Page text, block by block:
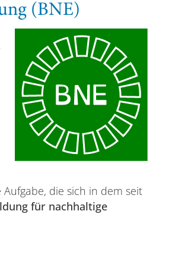
(BNE)
die sich in dem seit
für nachhaltige